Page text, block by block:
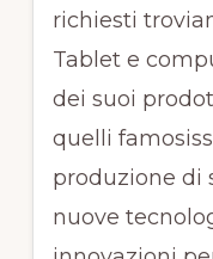
richiesti
Tablet e
dei suoi
quelli
produzione di
nuove